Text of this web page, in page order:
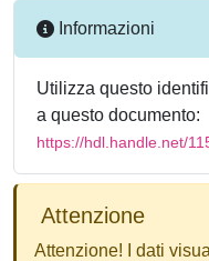
Informazioni
Utilizza questo
a questo documento:
https://hdl.handle.net/
Attenzione
Attenzione! I dati